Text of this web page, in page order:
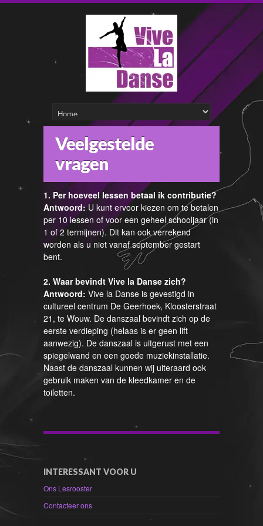
Veelgestelde
vragen
1. Per hoeveel lessen betaal ik contributie?
Antwoord:U kunt ervoor kiezen om te betalen
per 10 lessen of voor een geheel schooljaar (in
1 of 2 termijnen). Dit kan ook verrekend
worden als u niet vanaf september gestart
bent.
2. Waar bevindt Vive la Danse zich?
Antwoord: Vive la Danse is gevestigd in
cultureel centrum De Geerhoek, Kloosterstraat
21, te Wouw. De danszaal bevindt zich op de
eerste verdieping (helaas is er geen lift
aanwezig). De danszaal is uitgerust met een
spiegelwand en een goede muziekinstallatie.
Naast de danszaal kunnen wij uiteraard ook
gebruik maken van de kleedkamer en de
toiletten.
INTERESSANT VOOR U
Ons Lesrooster
Contacteer ons